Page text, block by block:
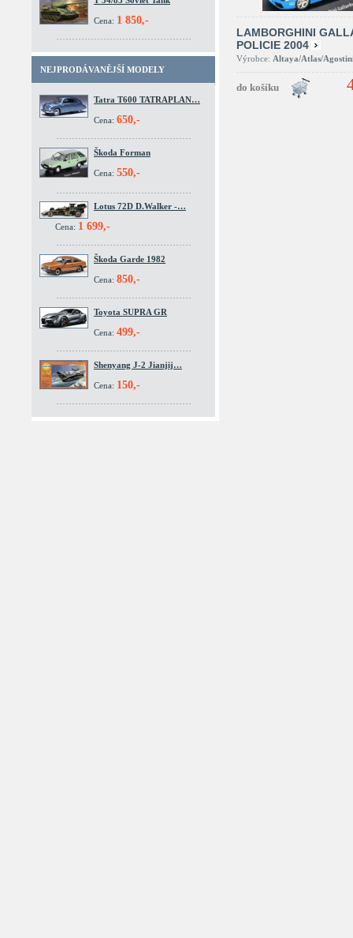
Cena: 1 850,-
NEJPRODÁVANĚJŠÍ MODELY
Tatra T600 TATRAPLAN…
Cena: 650,-
Škoda Forman
Cena: 550,-
Lotus 72D D.Walker -…
Cena: 1 699,-
Škoda Garde 1982
Cena: 850,-
Toyota SUPRA GR
Cena: 499,-
Shenyang J-2 Jianjij…
Cena: 150,-
LAMBORGHINI
POLICIE 2004
Výrobce: Altaya/Atlas/